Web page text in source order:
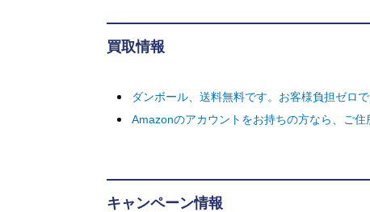
買取情報
ダンボール、送料無料です。お客様負担ゼロで
Amazonのアカウントをお持ちの方なら、ご
キャンペーン情報